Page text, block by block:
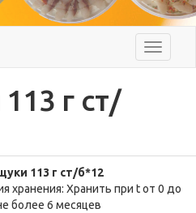
Меню
г ст/
113 г ст/б*12
хранения: Хранить при t от 0 до
более 6 месяцев